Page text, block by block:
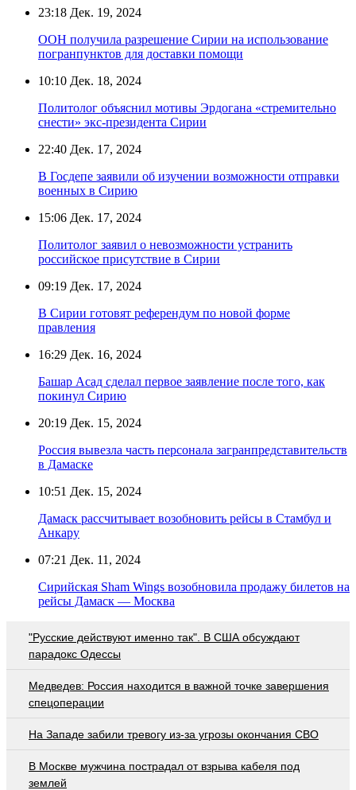
23:18 Дек. 19, 2024
ООН получила разрешение Сирии на использование
погранпунктов для доставки помощи
10:10 Дек. 18, 2024
Политолог объяснил мотивы Эрдогана «стремительно
снести» экс-президента Сирии
22:40 Дек. 17, 2024
В Госдепе заявили об изучении возможности отправки
военных в Сирию
15:06 Дек. 17, 2024
Политолог заявил о невозможности устранить
российское присутствие в Сирии
09:19 Дек. 17, 2024
В Сирии готовят референдум по новой форме
правления
16:29 Дек. 16, 2024
Башар Асад сделал первое заявление после того, как
покинул Сирию
20:19 Дек. 15, 2024
Россия вывезла часть персонала загранпредставительств
в Дамаске
10:51 Дек. 15, 2024
Дамаск рассчитывает возобновить рейсы в Стамбул и
Анкару
07:21 Дек. 11, 2024
Сирийская Sham Wings возобновила продажу билетов на
рейсы Дамаск — Москва
"Русские действуют именно так". В США обсуждают
парадокс Одессы
Медведев: Россия находится в важной точке завершения
спецоперации
На Западе забили тревогу из-за угрозы окончания СВО
В Москве мужчина пострадал от взрыва кабеля под
землей